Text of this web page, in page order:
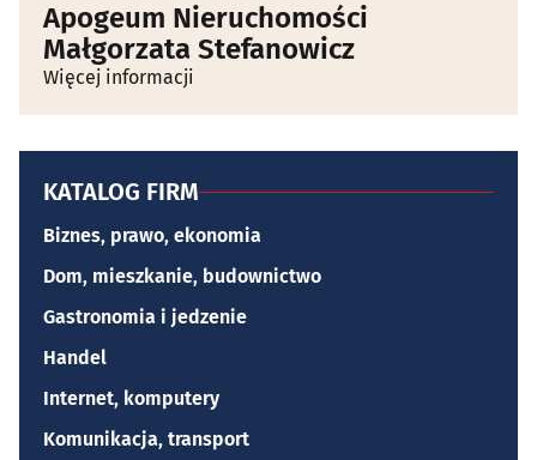
Apogeum Nieruchomości
Małgorzata Stefanowicz
Więcej informacji
KATALOG FIRM
Biznes, prawo, ekonomia
Dom, mieszkanie, budownictwo
Gastronomia i jedzenie
Handel
Internet, komputery
Komunikacja, transport